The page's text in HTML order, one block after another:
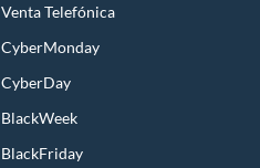
Venta Telefónica
CyberMonday
CyberDay
BlackWeek
BlackFriday